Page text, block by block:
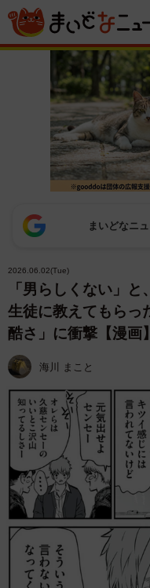
まいどなニ
2026.06.02(Tue)
「男らしくない」
生徒に教えてもら
酷さ」に衝撃【漫画】
海川 まこと